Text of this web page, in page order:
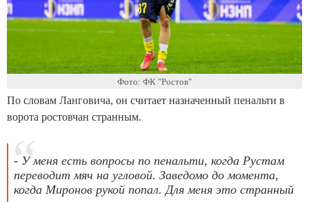
Фото: ФК "Ростов"
По словам Ланговича, он считает назначенный пенальти в
ворота ростовчан странным.
- У меня есть вопросы по пенальти, когда Рустам
переводит мяч на угловой. Заведомо до момента,
когда Миронов рукой попал. Для меня это странный